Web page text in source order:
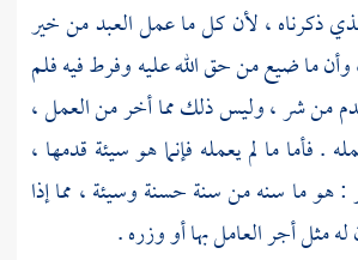
ذكرناه ، لأن كل ما عمل العبد من خير
وأن ما ضيع من حق الله عليه وفرط فيه فلم
من شر ، وليس ذلك مما أخر من العمل ،
. فأما ما لم يعمله فإنما هو سيئة قدمها ،
: هو ما سنه من سنة حسنة وسيئة ، مما إذا
مثل أجر العامل بها أو وزره .